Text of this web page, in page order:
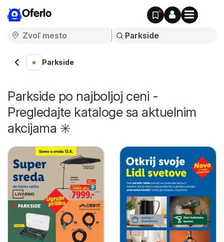
Oferlo
Parkside
Parkside po najboljoj ceni -
Pregledajte kataloge sa aktuelnim
akcijama ✳️